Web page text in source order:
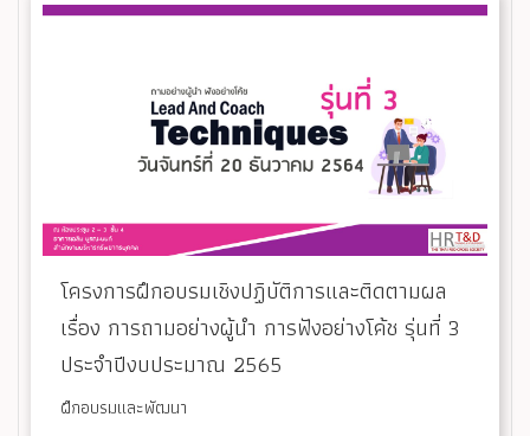
โครงการฝึกอบรมเชิงปฏิบัติการและติดตามผล
เรื่อง การถามอย่างผู้นำ การฟังอย่างโค้ช รุ่นที่ 3
ประจำปีงบประมาณ 2565
ฝึกอบรมและพัฒนา